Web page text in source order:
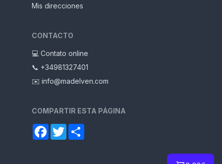
Mis direcciones
CONTACTO
💻 Contato online
📞 +34981327401
✉️ info@madelven.com
COMPARTIR ESTA PÁGINA
Facebook
Twitter